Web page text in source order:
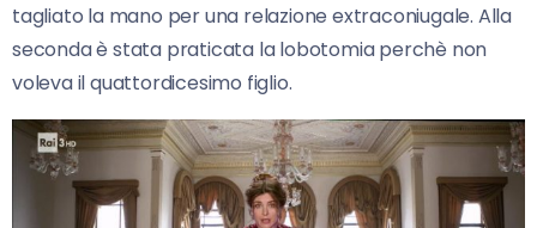
tagliato la mano per una relazione extraconiugale. Alla
seconda è stata praticata la lobotomia perchè non
voleva il quattordicesimo figlio.